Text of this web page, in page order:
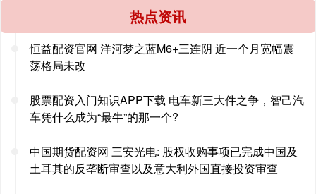
热点资讯
恒益配资官网 洋河梦之蓝M6+三连阴 近一个月宽幅震
荡格局未改
股票配资入门知识APP下载 电车新三大件之争，智己汽
车凭什么成为“最牛”的那一个?
中国期货配资网 三安光电: 股权收购事项已完成中国及
土耳其的反垄断审查以及意大利外国直接投资审查